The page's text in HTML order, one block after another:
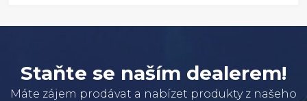
Staňte se naším dealerem!
Máte zájem prodávat a nabízet produkty z našeho